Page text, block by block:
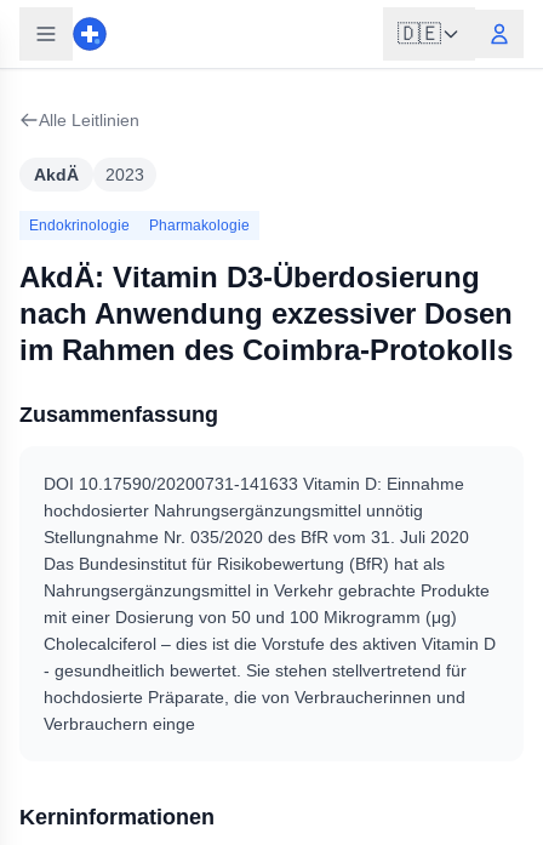
🇩🇪
Alle Leitlinien
AkdÄ 2023
Endokrinologie Pharmakologie
AkdÄ: Vitamin D3-Überdosierung
nach Anwendung exzessiver Dosen
im Rahmen des Coimbra-Protokolls
Zusammenfassung
DOI 10.17590/20200731-141633 Vitamin D: Einnahme
hochdosierter Nahrungsergänzungsmittel unnötig
Stellungnahme Nr. 035/2020 des BfR vom 31. Juli 2020
Das Bundesinstitut für Risikobewertung (BfR) hat als
Nahrungsergänzungsmittel in Verkehr gebrachte Produkte
mit einer Dosierung von 50 und 100 Mikrogramm (μg)
Cholecalciferol – dies ist die Vorstufe des aktiven Vitamin D
- gesundheitlich bewertet. Sie stehen stellvertretend für
hochdosierte Präparate, die von Verbraucherinnen und
Verbrauchern einge
Kerninformationen